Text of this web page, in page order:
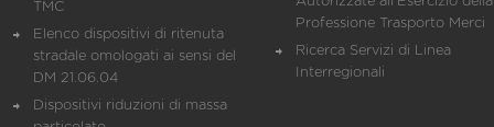
TMC
Elenco dispositivi di ritenuta
stradale omologati ai sensi del
DM 21.06.04
Dispositivi riduzioni di massa
Professione Trasporto Merci
Ricerca Servizi di Linea
Interregionali